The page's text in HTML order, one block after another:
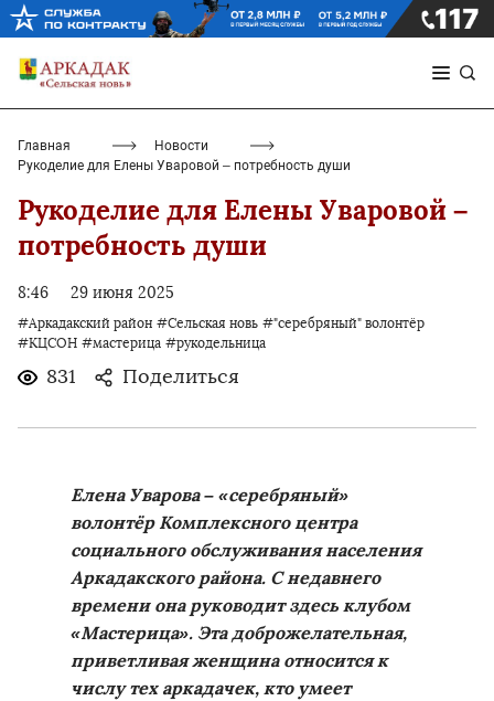
Главная
Новости
Рукоделие для Елены Уваровой – потребность души
Рукоделие для Елены Уваровой –
потребность души
8:46 29 июня 2025
#Аркадакский район #Сельская новь #"серебряный" волонтёр
#КЦСОН #мастерица #рукодельница
831 Поделиться
Елена Уварова – «серебряный»
волонтёр Комплексного центра
социального обслуживания населения
Аркадакского района. С недавнего
времени она руководит здесь клубом
«Мастерица». Эта доброжелательная,
приветливая женщина относится к
числу тех аркадачек, кто умеет